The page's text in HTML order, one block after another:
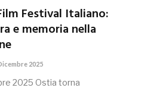
Festival Italiano:
e memoria nella
2025
2025 Ostia torna